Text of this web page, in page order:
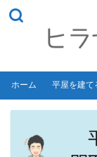
ホーム 平屋を建て